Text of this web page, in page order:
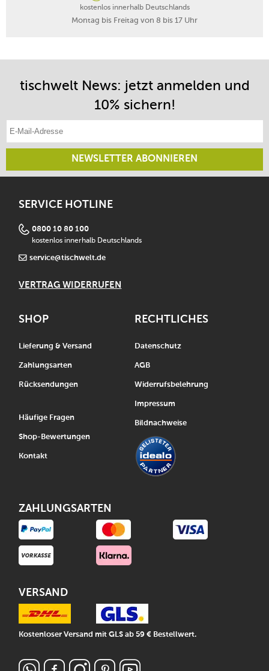
kostenlos innerhalb Deutschlands
Montag bis Freitag von 8 bis 17 Uhr
tischwelt News: jetzt anmelden und
10% sichern!
NEWSLETTER ABONNIEREN
SERVICE HOTLINE
0800 10 80 100
kostenlos innerhalb Deutschlands
service@tischwelt.de
VERTRAG WIDERRUFEN
SHOP
Lieferung & Versand
Zahlungsarten
Rücksendungen
Häufige Fragen
Shop-Bewertungen
Kontakt
RECHTLICHES
Datenschutz
AGB
Widerrufsbelehrung
Impressum
Bildnachweise
ZAHLUNGSARTEN
VERSAND
Kostenloser Versand mit GLS ab 59 € Bestellwert.